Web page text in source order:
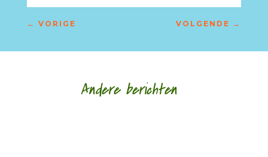
← VORIGE VOLGENDE →
Andere berichten